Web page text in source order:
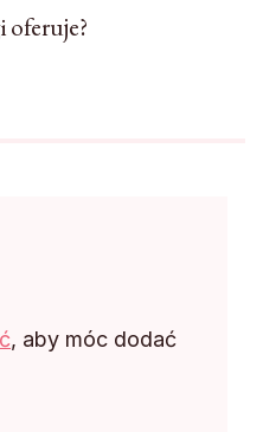
oferuje?
, aby móc dodać